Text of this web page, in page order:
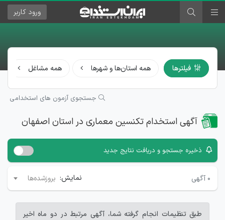
ورود کاربر
فیلترها همه استان‌ها و شهرها همه مشاغل
جستجوی آزمون های استخدامی
آگهی استخدام تکنسین معماری در استان اصفهان
ذخیره جستجو و دریافت نتایج جدید
۰ آگهی نمایش: بروزشده‌ها
طبق تنظیمات انجام گرفته شما، آگهی مرتبط در دو ماه اخیر